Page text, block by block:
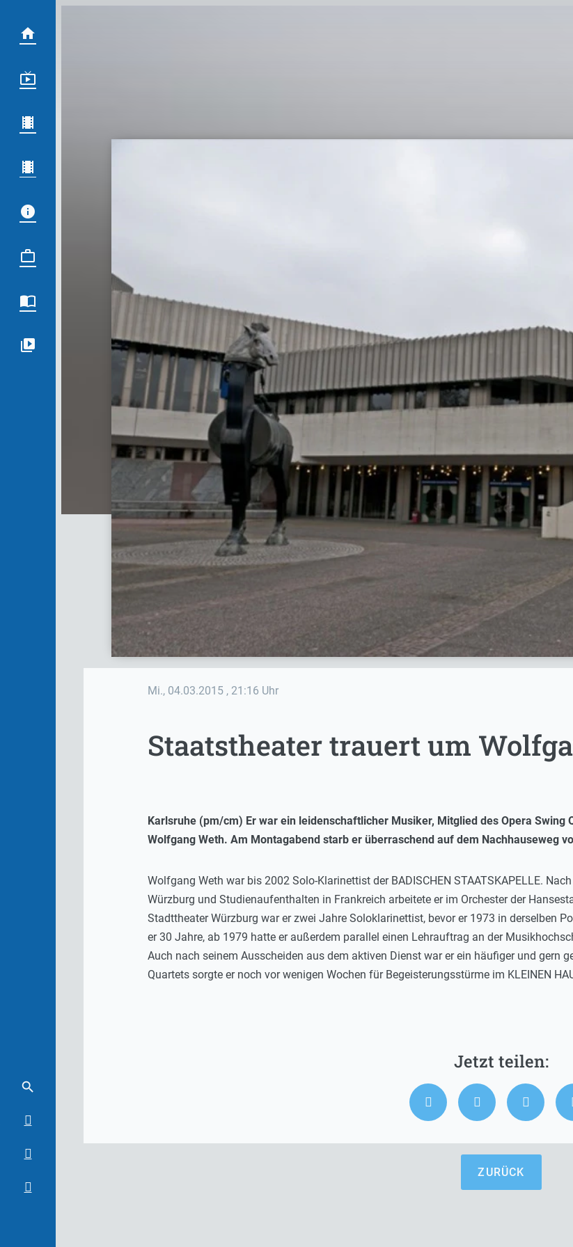
Mi., 04.03.2015 , 21:16 Uhr
Staatstheater trauert um
Karlsruhe (pm/cm) Er war ein leidenschaftlicher Musiker, Mitglied des Opera Swing
Wolfgang Weth. Am Montagabend starb er überraschend auf dem Nachhauseweg
Wolfgang Weth war bis 2002 Solo-Klarinettist der BADISCHEN STAATSKAPELLE.
Würzburg und Studienaufenthalten in Frankreich arbeitete er im Orchester der
Stadttheater Würzburg war er zwei Jahre Soloklarinettist, bevor er 1973 in derselben
er 30 Jahre, ab 1979 hatte er außerdem parallel einen Lehrauftrag an der
Auch nach seinem Ausscheiden aus dem aktiven Dienst war er ein häufiger und gern
Quartets sorgte er noch vor wenigen Wochen für Begeisterungsstürme im KLEINEN
ZURÜCK